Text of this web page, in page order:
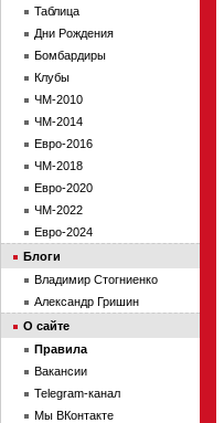
Таблица
Дни Рождения
Бомбардиры
Клубы
ЧМ-2010
ЧМ-2014
Евро-2016
ЧМ-2018
Евро-2020
ЧМ-2022
Евро-2024
Блоги
Владимир Стогниенко
Александр Гришин
О сайте
Правила
Вакансии
Telegram-канал
Мы ВКонтакте